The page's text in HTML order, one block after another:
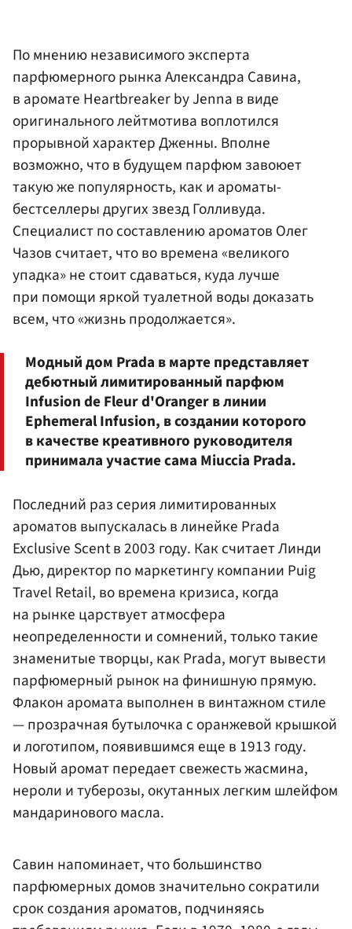
По мнению независимого эксперта
парфюмерного рынка Александра Савина,
в аромате Heartbreaker by Jenna в виде
оригинального лейтмотива воплотился
прорывной характер Дженны. Вполне
возможно, что в будущем парфюм завоюет
такую же популярность, как и ароматы-
бестселлеры других звезд Голливуда.
Специалист по составлению ароматов Олег
Чазов считает, что во времена «великого
упадка» не стоит сдаваться, куда лучше
при помощи яркой туалетной воды доказать
всем, что «жизнь продолжается».
Модный дом Prada в марте представляет
дебютный лимитированный парфюм
Infusion de Fleur d'Oranger в линии
Ephemeral Infusion, в создании которого
в качестве креативного руководителя
принимала участие сама Miuccia Prada.
Последний раз серия лимитированных
ароматов выпускалась в линейке Prada
Exclusive Scent в 2003 году. Как считает Линди
Дью, директор по маркетингу компании Puig
Travel Retail, во времена кризиса, когда
на рынке царствует атмосфера
неопределенности и сомнений, только такие
знаменитые творцы, как Prada, могут вывести
парфюмерный рынок на финишную прямую.
Флакон аромата выполнен в винтажном стиле
— прозрачная бутылочка с оранжевой крышкой
и логотипом, появившимся еще в 1913 году.
Новый аромат передает свежесть жасмина,
нероли и туберозы, окутанных легким шлейфом
мандаринового масла.
Савин напоминает, что большинство
парфюмерных домов значительно сократили
срок создания ароматов, подчиняясь